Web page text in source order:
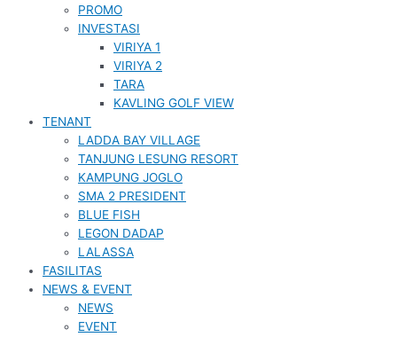
PROMO
INVESTASI
VIRIYA 1
VIRIYA 2
TARA
KAVLING GOLF VIEW
TENANT
LADDA BAY VILLAGE
TANJUNG LESUNG RESORT
KAMPUNG JOGLO
SMA 2 PRESIDENT
BLUE FISH
LEGON DADAP
LALASSA
FASILITAS
NEWS & EVENT
NEWS
EVENT